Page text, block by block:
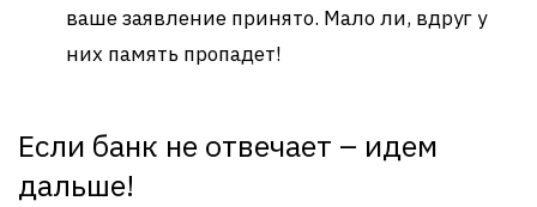
ваше заявление принято. Мало ли, вдруг у
них память пропадет!
Если банк не отвечает – идем
дальше!